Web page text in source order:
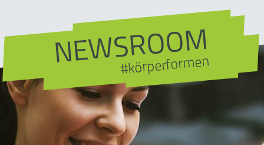
NEWSROOM
#körperformen